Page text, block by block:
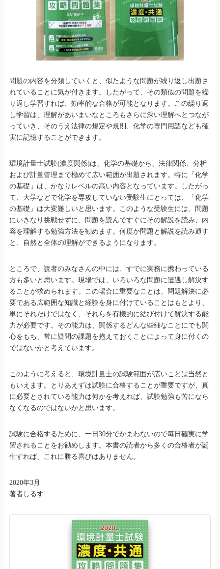
問題の内容を分類していくと、似たような問題が繰り返し出題さ
れていることに気が付きます。したがって、その類似の問題を繰
り返し学習すれば、効率的な合格が可能となります。この繰り返
し学習は、理解があいまいなところもさらに深い理解へとつなが
っていき、そのうえ法律の規定や規則、化学の専門用語なども確
実に記憶することができます。
環境計量士試験(濃度関係)は、化学の基礎から、法律関係、分析
および計量管理まで極めて広い範囲が出題されます。特に「化学
の基礎」は、かなりレベルの高い内容となっています。したがっ
て、大学などで化学を専攻していない受験生にとっては、「化学
の基礎」は大変難しいと思います。このような受験生には、問題
にいきなり挑戦せずに、問題を読んですぐにその解説を読み、内
容を理解する勉強方法を勧めます。何度か問題と解説を読み通す
と、自然と全体の理解ができるようになります。
ところで、読者のみなさんの中には、すでに実務に携わっている
方も多いと思います。現場では、いろいろな問題に遭遇し解決す
ることが求められます。この場合に重要なことは、問題解決に必
要である広範囲な知識と経験を身に付けていることはもとより、
単にそれだけではなく、それらを有機的に結び付けて解決する能
力が必要です。その能力は、関係するどんな些細なことにでも関
心をもち、常に疑問の課題を抱えておくことによって身に付くの
ではないかと考えています。
このように考えると、環境計量士の試験範囲が広いことは当然と
もいえます。とりあえずは試験に合格することが重要ですが、真
に必要とされている能力は何かを考えれば、試験勉強も苦になら
なくなるのではないかと思います。
試験に合格するために、一日30分でかまわないので毎日確実に学
習されることをお勧めします。本書の読者から多くの合格者が誕
生すれば、これに勝る喜びはありません。
2020年3月
著者しるす